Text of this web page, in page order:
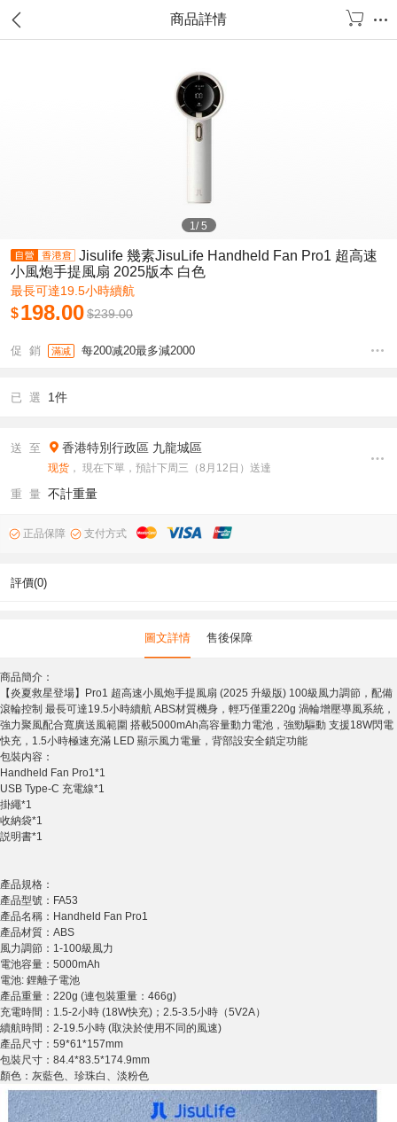
商品詳情
1/5
Jisulife 幾素JisuLife Handheld Fan Pro1 超高速
小風炮手提風扇 2025版本 白色
最長可達19.5小時續航
$198.00$239.00
促 銷 滿减 每200减20最多減2000
已 選 1件
送 至 香港特別行政區 九龍城區
现货 ， 現在下單，預計下周三（8月12日）送達
重 量 不計重量
正品保障 支付方式
評價(0)
圖文詳情 售後保障
商品簡介：
【炎夏救星登場】Pro1 超高速小風炮手提風扇 (2025 升級版) 100級風力調節，配備
滾輪控制 最長可達19.5小時續航 ABS材質機身，輕巧僅重220g 渦輪增壓導風系統，
強力聚風配合寬廣送風範圍 搭載5000mAh高容量動力電池，強勁驅動 支援18W閃電
快充，1.5小時極速充滿 LED 顯示風力電量，背部設安全鎖定功能
包裝内容：
Handheld Fan Pro1*1
USB Type-C 充電線*1
掛繩*1
收納袋*1
説明書*1
產品規格：
產品型號：FA53
產品名稱：Handheld Fan Pro1
產品材質：ABS
風力調節：1-100級風力
電池容量：5000mAh
電池: 鋰離子電池
產品重量：220g (連包裝重量：466g)
充電時間：1.5-2小時 (18W快充)；2.5-3.5小時（5V2A）
續航時間：2-19.5小時 (取決於使用不同的風速)
產品尺寸：59*61*157mm
包裝尺寸：84.4*83.5*174.9mm
顏色：灰藍色、珍珠白、淡粉色